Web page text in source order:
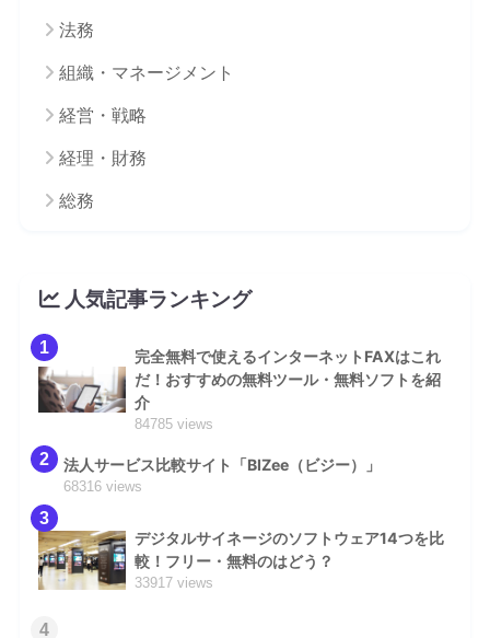
法務
組織・マネージメント
経営・戦略
経理・財務
総務
人気記事ランキング
1
完全無料で使えるインターネットFAXはこれ
だ！おすすめの無料ツール・無料ソフトを紹
介
84785 views
2 法人サービス比較サイト「BIZee（ビジー）」
68316 views
3
デジタルサイネージのソフトウェア14つを比
較！フリー・無料のはどう？
33917 views
4